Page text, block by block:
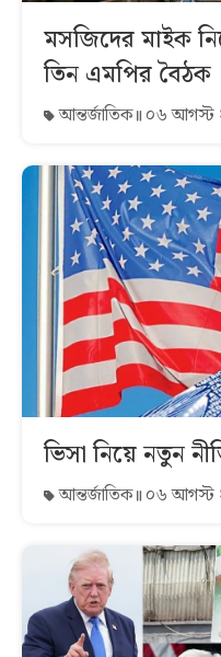
মসজিদের মাইক
তিন এমপির বৈঠক
আন্তর্জাতিক ০৬ আগস্ট
ভিসা নিয়ে নতুন
আন্তর্জাতিক ০৬ আগস্ট